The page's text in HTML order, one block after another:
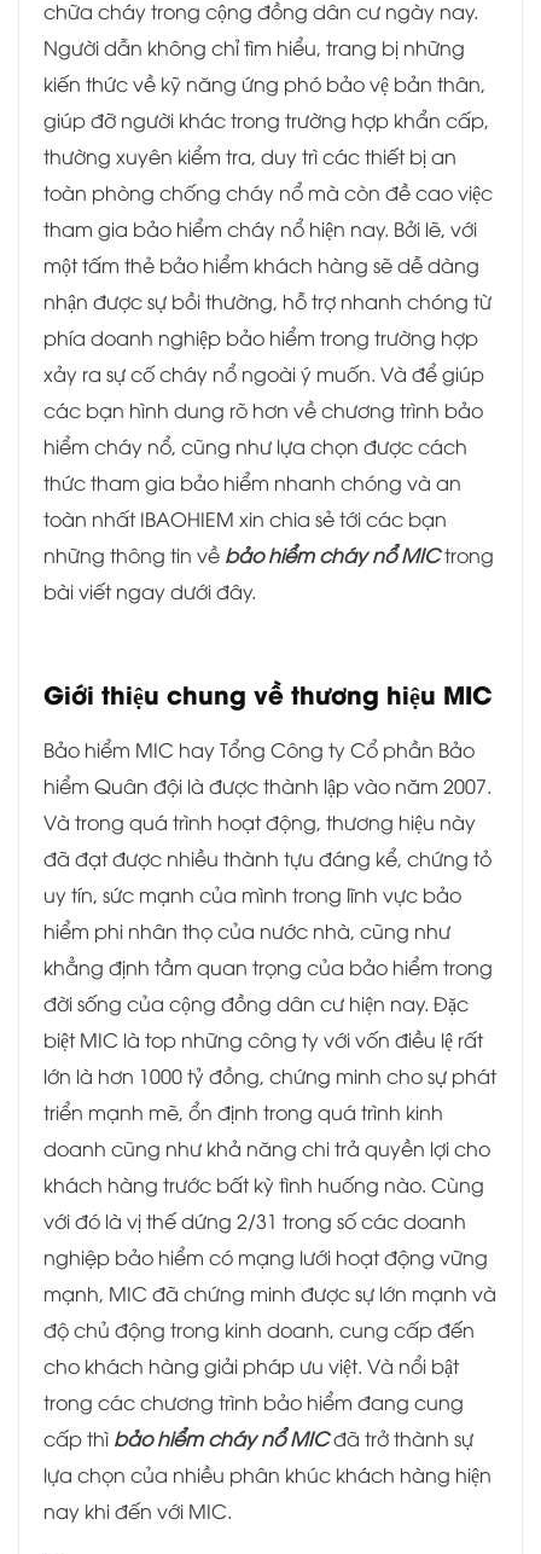
chữa cháy trong cộng đồng dân cư ngày nay.
Người dẫn không chỉ tìm hiểu, trang bị những
kiến thức về kỹ năng ứng phó bảo vệ bản thân,
giúp đỡ người khác trong trường hợp khẩn cấp,
thường xuyên kiểm tra, duy trì các thiết bị an
toàn phòng chống cháy nổ mà còn đề cao việc
tham gia bảo hiểm cháy nổ hiện nay. Bởi lẽ, với
một tấm thẻ bảo hiểm khách hàng sẽ dễ dàng
nhận được sự bồi thường, hỗ trợ nhanh chóng từ
phía doanh nghiệp bảo hiểm trong trường hợp
xảy ra sự cố cháy nổ ngoài ý muốn. Và để giúp
các bạn hình dung rõ hơn về chương trình bảo
hiểm cháy nổ, cũng như lựa chọn được cách
thức tham gia bảo hiểm nhanh chóng và an
toàn nhất IBAOHIEM xin chia sẻ tới các bạn
những thông tin về bảo hiểm cháy nổ MICtrong
bài viết ngay dưới đây.
Giới thiệu chung về thương hiệu MIC
Bảo hiểm MIC hay Tổng Công ty Cổ phần Bảo
hiểm Quân đội là được thành lập vào năm 2007.
Và trong quá trình hoạt động, thương hiệu này
đã đạt được nhiều thành tựu đáng kể, chứng tỏ
uy tín, sức mạnh của mình trong lĩnh vực bảo
hiểm phi nhân thọ của nước nhà, cũng như
khẳng định tầm quan trọng của bảo hiểm trong
đời sống của cộng đồng dân cư hiện nay. Đặc
biệt MIC là top những công ty với vốn điều lệ rất
lớn là hơn 1000 tỷ đồng, chứng minh cho sự phát
triển mạnh mẽ, ổn định trong quá trình kinh
doanh cũng như khả năng chi trả quyền lợi cho
khách hàng trước bất kỳ tình huống nào. Cùng
với đó là vị thế dứng 2/31 trong số các doanh
nghiệp bảo hiểm có mạng lưới hoạt động vững
mạnh, MIC đã chứng minh được sự lớn mạnh và
độ chủ động trong kinh doanh, cung cấp đến
cho khách hàng giải pháp ưu việt. Và nổi bật
trong các chương trình bảo hiểm đang cung
cấp thì bảo hiểm cháy nổ MICđã trở thành sự
lựa chọn của nhiều phân khúc khách hàng hiện
nay khi đến với MIC.